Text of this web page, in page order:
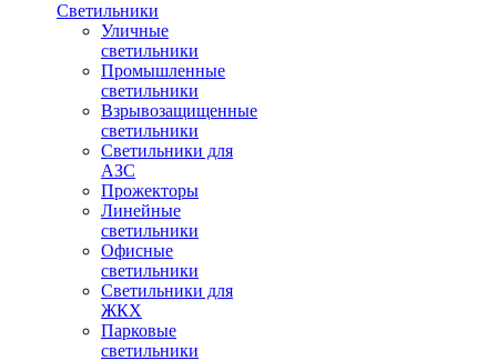
Светильники
Уличные
светильники
Промышленные
светильники
Взрывозащищенные
светильники
Светильники для
АЗС
Прожекторы
Линейные
светильники
Офисные
светильники
Светильники для
ЖКХ
Парковые
светильники